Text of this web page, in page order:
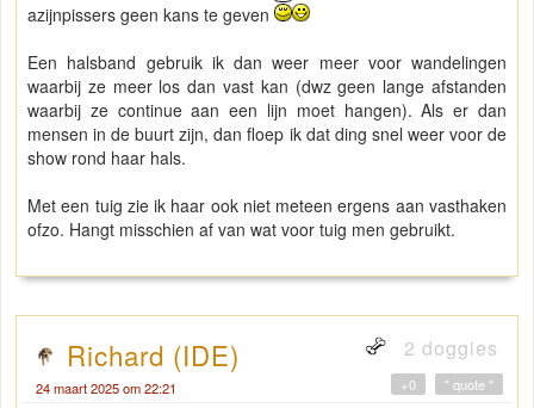
azijnpissers geen kans te geven
Een halsband gebruik ik dan weer meer voor wandelingen
waarbij ze meer los dan vast kan (dwz geen lange afstanden
waarbij ze continue aan een lijn moet hangen). Als er dan
mensen in de buurt zijn, dan floep ik dat ding snel weer voor de
show rond haar hals.
Met een tuig zie ik haar ook niet meteen ergens aan vasthaken
ofzo. Hangt misschien af van wat voor tuig men gebruikt.
Richard (IDE) 2 doggies
24 maart 2025 om 22:21 " quote "
+0